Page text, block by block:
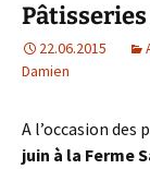
22.06.2015
Damien
A l’occasion
juin à la Ferme